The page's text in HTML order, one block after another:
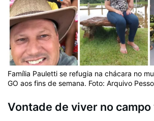
Família Pauletti se refugia na chácara no
GO aos fins de semana. Foto: Arquivo
Vontade de viver no